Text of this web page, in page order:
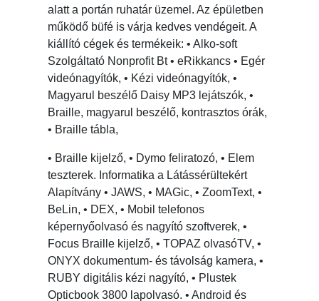
alatt a portán ruhatár üzemel. Az épületben
működő büfé is várja kedves vendégeit. A
kiállító cégek és termékeik: • Alko-soft
Szolgáltató Nonprofit Bt • eRikkancs • Egér
videónagyítók, • Kézi videónagyítók, •
Magyarul beszélő Daisy MP3 lejátszók, •
Braille, magyarul beszélő, kontrasztos órák,
• Braille tábla,
• Braille kijelző, • Dymo feliratozó, • Elem
teszterek. Informatika a Látássérültekért
Alapítvány • JAWS, • MAGic, • ZoomText, •
BeLin, • DEX, • Mobil telefonos
képernyőolvasó és nagyító szoftverek, •
Focus Braille kijelző, • TOPAZ olvasóTV, •
ONYX dokumentum- és távolság kamera, •
RUBY digitális kézi nagyító, • Plustek
Opticbook 3800 lapolvasó. • Android és